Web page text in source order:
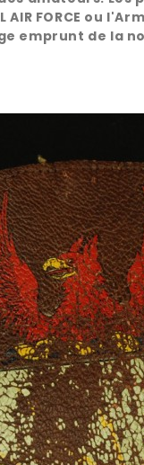
AIR
emprunt de la